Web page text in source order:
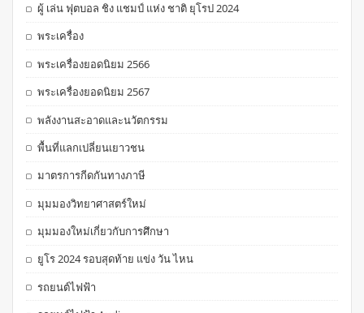
ผู้ เล่น ฟุตบอล ชิง แชมป์ แห่ง ชาติ ยุโรป 2024
พระเครื่อง
พระเครื่องยอดนิยม 2566
พระเครื่องยอดนิยม 2567
พลังงานสะอาดและนวัตกรรม
พื้นที่แลกเปลี่ยนเยาวชน
มาตรการกีดกันทางภาษี
มุมมองวิทยาศาสตร์ใหม่
มุมมองใหม่เกี่ยวกับการศึกษา
ยูโร 2024 รอบสุดท้าย แข่ง วัน ไหน
รถยนต์ไฟฟ้า